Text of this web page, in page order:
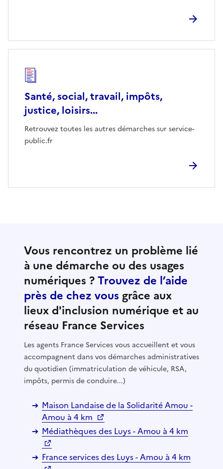
Santé, social, travail, impôts,
justice, loisirs...
Retrouvez toutes les autres démarches sur service-
public.fr
Vous rencontrez un problème lié
à une démarche ou des usages
numériques ?Trouvez de l’aide
près de chez vous grâce aux
lieux d'inclusion numérique et au
réseau France Services
Les agents France Services vous accueillent et vous
accompagnent dans vos démarches administratives
du quotidien (immatriculation de véhicule, RSA,
impôts, permis de conduire...)
Maison Landaise de la Solidarité Amou -
Amou à 4 km
Médiathèques des Luys - Amou à 4 km
France services des Luys - Amou à 4 km